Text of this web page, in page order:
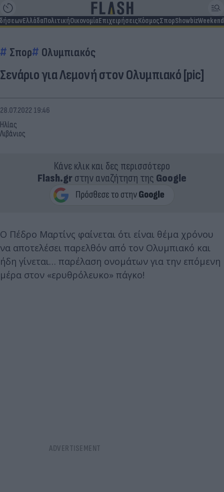
ΕλλάδαΠολιτικήΟικονομίαΕπιχειρήσειςΚόσμοςΣπορShowbizWeekend
Σπορ Ολυμπιακός
Σενάριο για Λεμονή στον Ολυμπιακό [pic]
Ηλίας
Λιβάνιος
28.07.2022 19:46
Κάνε κλικ και δες περισσότερο
Flash.grστην αναζήτηση της Google
Ο Πέδρο Μαρτίνς φαίνεται ότι είναι θέμα χρόνου
να αποτελέσει παρελθόν από τον Ολυμπιακό και
ήδη γίνεται… παρέλαση ονομάτων για την επόμενη
μέρα στον «ερυθρόλευκο» πάγκο!